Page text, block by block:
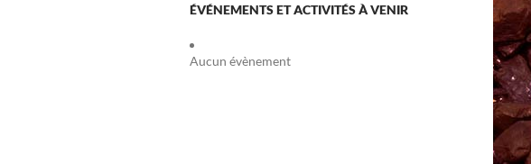
ÉVÉNEMENTS ET ACTIVITÉS À VENIR
Aucun évènement